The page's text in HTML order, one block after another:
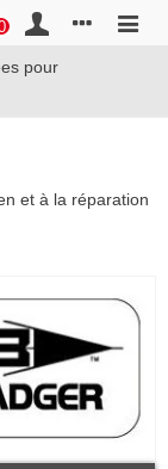
pour
et à la réparation